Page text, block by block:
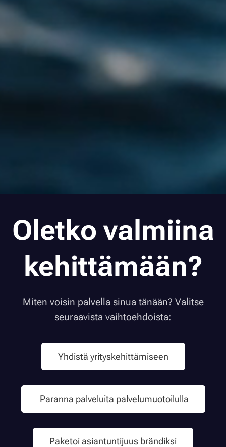
Oletko valmiina
kehittämään?
Miten voisin palvella sinua tänään? Valitse
seuraavista vaihtoehdoista:
Yhdistä yrityskehittämiseen
Paranna palveluita palvelumuotoilulla
Paketoi asiantuntijuus brändiksi